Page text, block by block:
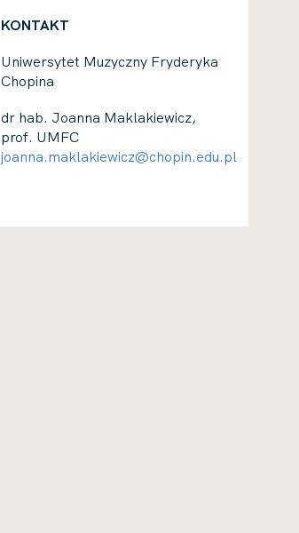
KONTAKT
Uniwersytet Muzyczny Fryderyka
Chopina
dr hab. Joanna Maklakiewicz,
prof. UMFC
joanna.maklakiewicz@chopin.edu.pl